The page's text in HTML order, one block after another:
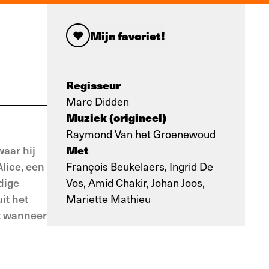
Mijn favoriet!
Regisseur
Marc Didden
Muziek (origineel)
Raymond Van het Groenewoud
Met
François Beukelaers, Ingrid De
Vos, Amid Chakir, Johan Joos,
Mariette Mathieu
hij
een
het
wanneer